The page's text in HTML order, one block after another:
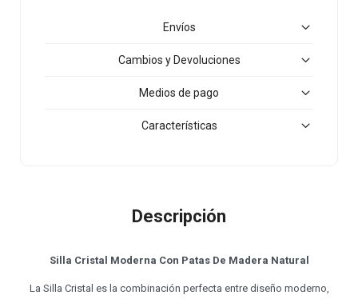
Envíos
Cambios y Devoluciones
Medios de pago
Características
Descripción
Silla Cristal Moderna Con Patas De Madera Natural
La Silla Cristal es la combinación perfecta entre diseño moderno,